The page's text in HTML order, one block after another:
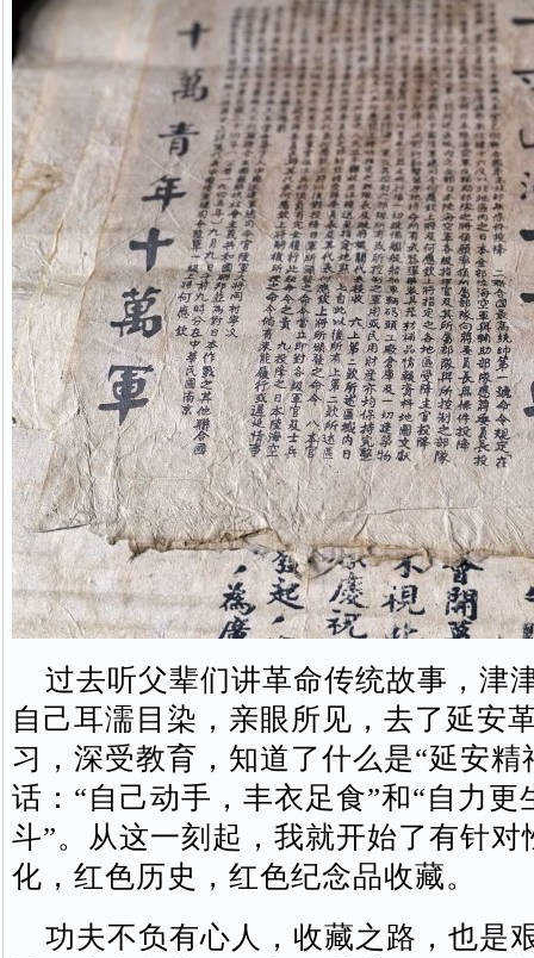
过去听父辈们讲革命传统故事，津
自己耳濡目染，亲眼所见，去了延安
习，深受教育，知道了什么是“延安精
话：“自己动手，丰衣足食”和“自力更
斗”。从这一刻起，我就开始了有针对
化，红色历史，红色纪念品收藏。
功夫不负有心人，收藏之路，也是